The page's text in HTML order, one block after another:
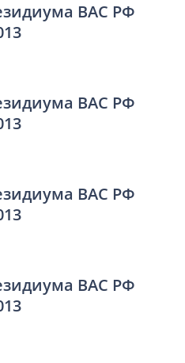
ВАС РФ
ВАС РФ
ВАС РФ
ВАС РФ